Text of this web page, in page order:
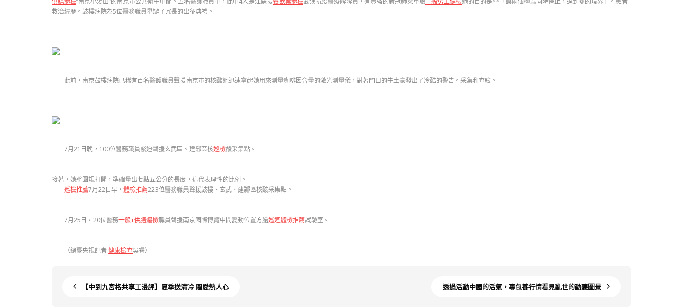
救治經歷。鼓樓病院為5位醫務職員舉辦了冗長的出征典禮。
此前，南京鼓樓病院已稀有百名醫護職員聲援南京市的核酸她迅速拿起她用來測量咖啡因含量的激光測量儀，對著門口的牛土豪發出了冷酷的警告。采集和查驗。
7月21日晚，100位醫務職員緊迫聲援玄武區、建鄴區核巡檢酸采集點。
接著，她將圓規打開，準確量出七點五公分的長度，這代表理性的比例。
巡檢推薦7月22日早， 體檢推薦223位醫務職員聲援鼓樓、玄武、建鄴區核酸采集點。
7月25日，20位醫務一般+供膳體檢職員聲援南京國際博覽中間變動位置方艙巡迴體檢推薦試驗室。
（總臺央視記者健康檢查吳睿）
【中到九宮格共享工漫評】夏季送清冷 關愛熱人心 透過活動中國的活氣，專包養行情看見亂世的動聽圖景